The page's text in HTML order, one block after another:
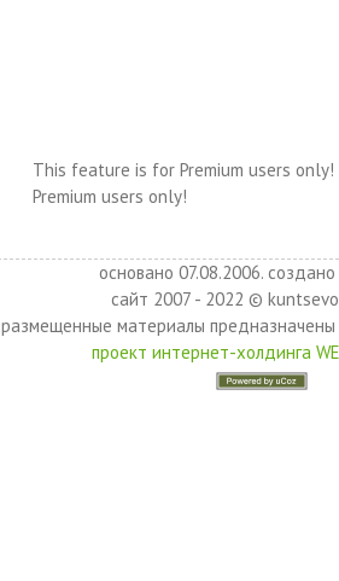
This feature is for Premium users only!
Premium users only!
основано 07.08.2006.
сайт 2007 - 2022 ©
размещенные материалы
проект интернет-холдинга